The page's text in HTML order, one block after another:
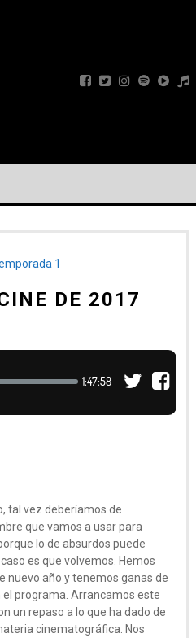
1
DE 2017
tal vez deberíamos de
que vamos a usar para
lo de absurdos puede
es que volvemos. Hemos
nuevo año y tenemos ganas de
programa. Arrancamos este
un repaso a lo que ha dado de
cinematográfica. Nos